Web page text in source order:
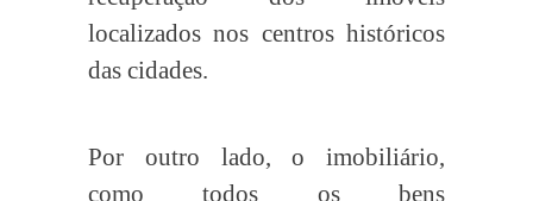
localizados nos centros históricos
das cidades.
Por outro lado, o imobiliário,
como todos os bens